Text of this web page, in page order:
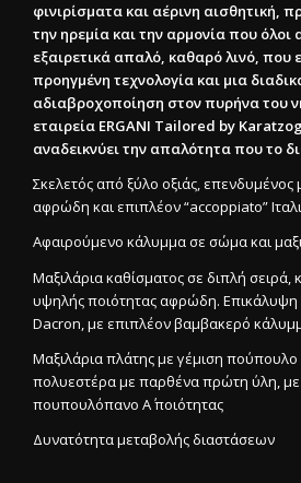
φινιρίσματα και αέρινη αισθητική,
την ηρεμία και την αρμονία που όλοι
εξαιρετικά απαλό, καθαρό λινό, που
προηγμένη τεχνολογία και μια
αδιαβροχοποίηση στον πυρήνα του
εταιρεία ERGANI Tailored by
αναδεικνύει την απαλότητα που το
Σκελετός από ξύλο οξιάς,
αφρώδη και επιπλέον “accoppiato”
Αφαιρούμενο κάλυμμα σε σώμα και
Μαξιλάρια καθίσματος σε διπλή
υψηλής ποιότητας αφρώδη. Επικάλυψη
Dacron, με επιπλέον βαμβακερό
Μαξιλάρια πλάτης με γέμιση πούπουλο
πολυεστέρα με παρθένα πρώτη ύλη,
πουπουλόπανο Α΄ ποιότητας
Δυνατότητα μεταβολής διαστάσεων